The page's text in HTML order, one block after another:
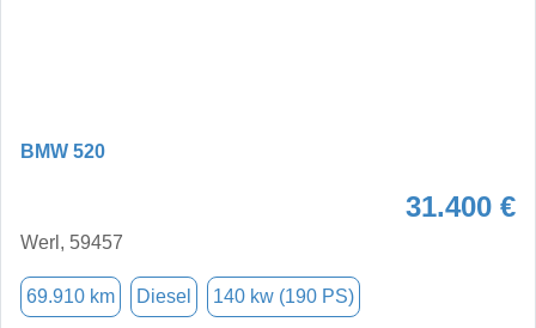
BMW 520
31.400 €
Werl, 59457
69.910 km Diesel 140 kw (190 PS)